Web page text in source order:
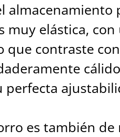
almacenamiento
muy elástica,
que contraste
perfecta
es también